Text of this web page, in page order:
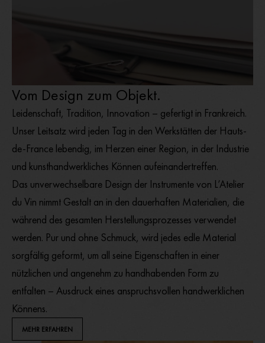
Vom Design zum Objekt.
Leidenschaft, Tradition, Innovation – gefertigt in Frankreich.
Unser Leitsatz wird jeden Tag in den Werkstätten der Hauts-
de-France lebendig, im Herzen einer Region, in der Industrie
und kunsthandwerkliches Können aufeinandertreffen.
Das unverwechselbare Design der Instrumente von L’Atelier
du Vin nimmt Gestalt an in den dauerhaften Materialien, die
während des gesamten Herstellungsprozesses verwendet
werden. Pur und ohne Schmuck, wird jedes edle Material
sorgfältig geformt, um all seine Eigenschaften in einer
nützlichen und angenehm zu handhabenden Form zu
entfalten – Ausdruck eines anspruchsvollen handwerklichen
Könnens.
MEHR ERFAHREN